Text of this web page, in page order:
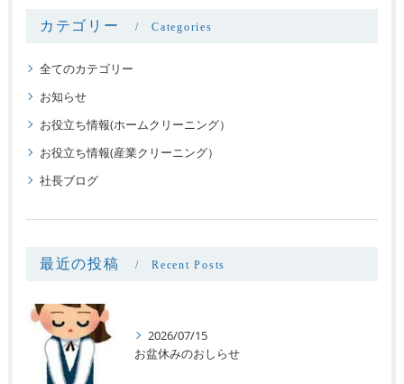
カテゴリー Categories
全てのカテゴリー
お知らせ
お役立ち情報(ホームクリーニング）
お役立ち情報(産業クリーニング）
社長ブログ
最近の投稿 Recent Posts
2026/07/15
お盆休みのおしらせ